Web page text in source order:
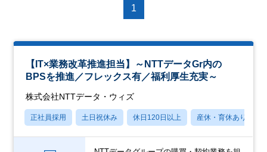
1
【IT×業務改革推進担当】～NTTデータGr内の
BPSを推進／フレックス有／福利厚生充実～
株式会社NTTデータ・ウィズ
正社員採用 土日祝休み 休日120日以上 産休・育休あり